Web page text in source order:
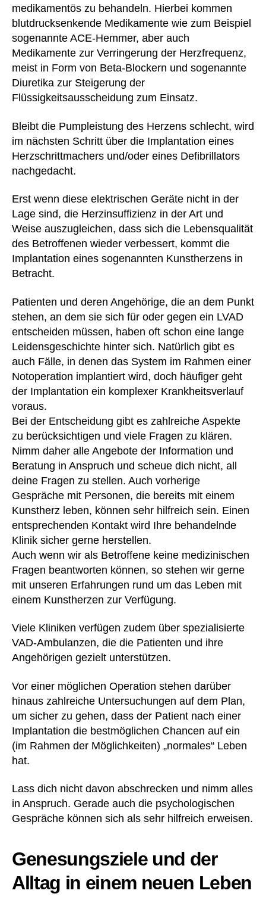
medikamentös zu behandeln. Hierbei kommen
blutdrucksenkende Medikamente wie zum Beispiel
sogenannte ACE-Hemmer, aber auch
Medikamente zur Verringerung der Herzfrequenz,
meist in Form von Beta-Blockern und sogenannte
Diuretika zur Steigerung der
Flüssigkeitsausscheidung zum Einsatz.
Bleibt die Pumpleistung des Herzens schlecht, wird
im nächsten Schritt über die Implantation eines
Herzschrittmachers und/oder eines Defibrillators
nachgedacht.
Erst wenn diese elektrischen Geräte nicht in der
Lage sind, die Herzinsuffizienz in der Art und
Weise auszugleichen, dass sich die Lebensqualität
des Betroffenen wieder verbessert, kommt die
Implantation eines sogenannten Kunstherzens in
Betracht.
Patienten und deren Angehörige, die an dem Punkt
stehen, an dem sie sich für oder gegen ein LVAD
entscheiden müssen, haben oft schon eine lange
Leidensgeschichte hinter sich. Natürlich gibt es
auch Fälle, in denen das System im Rahmen einer
Notoperation implantiert wird, doch häufiger geht
der Implantation ein komplexer Krankheitsverlauf
voraus.
Bei der Entscheidung gibt es zahlreiche Aspekte
zu berücksichtigen und viele Fragen zu klären.
Nimm daher alle Angebote der Information und
Beratung in Anspruch und scheue dich nicht, all
deine Fragen zu stellen. Auch vorherige
Gespräche mit Personen, die bereits mit einem
Kunstherz leben, können sehr hilfreich sein. Einen
entsprechenden Kontakt wird Ihre behandelnde
Klinik sicher gerne herstellen.
Auch wenn wir als Betroffene keine medizinischen
Fragen beantworten können, so stehen wir gerne
mit unseren Erfahrungen rund um das Leben mit
einem Kunstherzen zur Verfügung.
Viele Kliniken verfügen zudem über spezialisierte
VAD-Ambulanzen, die die Patienten und ihre
Angehörigen gezielt unterstützen.
Vor einer möglichen Operation stehen darüber
hinaus zahlreiche Untersuchungen auf dem Plan,
um sicher zu gehen, dass der Patient nach einer
Implantation die bestmöglichen Chancen auf ein
(im Rahmen der Möglichkeiten) „normales“ Leben
hat.
Lass dich nicht davon abschrecken und nimm alles
in Anspruch. Gerade auch die psychologischen
Gespräche können sich als sehr hilfreich erweisen.
Genesungsziele und der
Alltag in einem neuen Leben